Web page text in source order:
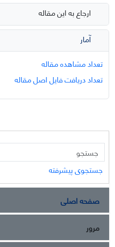
ارجاع به این مقاله
آمار
تعداد مشاهده مقاله
تعداد دریافت فایل اصل مقاله
جستجوی پیشرفته
صفحه اصلی
مرور